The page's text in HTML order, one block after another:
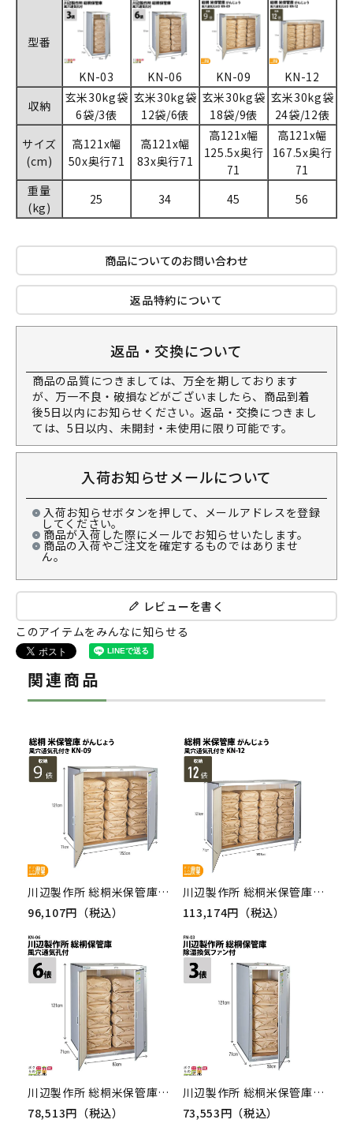
型番
KN-03 KN-06 KN-09
KN-12
収納
玄米30kg袋
6袋/3俵
玄米30kg袋
12袋/6俵
玄米30kg袋
18袋/9俵
玄米30kg袋
24袋/12俵
サイズ
(cm)
高121x幅
50x奥行71
高121x幅
83x奥行71
高121x幅
125.5x奥行
71
高121x幅
167.5x奥行
71
重量
(kg)
25 34 45 56
商品についてのお問い合わせ
返品特約について
返品・交換について
商品の品質につきましては、万全を期しております
が、万一不良・破損などがございましたら、商品到着
後5日以内にお知らせください。返品・交換につきまし
ては、5日以内、未開封・未使用に限り可能です。
入荷お知らせメールについて
入荷お知らせボタンを押して、メールアドレスを登録
してください。
商品が入荷した際にメールでお知らせいたします。
商品の入荷やご注文を確定するものではありませ
ん。
レビューを書く
このアイテムをみんなに知らせる
関連商品
川辺製作所 総桐米保管庫 KN-09（風穴付）
96,107円（税込）
川辺製作所 総桐米保管庫 KN-12（風穴付）
113,174円（税込）
川辺製作所 総桐米保管庫 KN-06（風穴付）
78,513円（税込）
川辺製作所 総桐米保管庫 FN-03（ファン付）
73,553円（税込）